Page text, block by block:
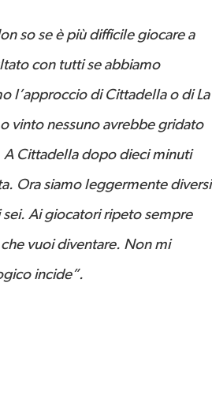
so se è più difficile giocare a
con tutti se abbiamo
l’approccio di Cittadella o di La
vinto nessuno avrebbe gridato
A Cittadella dopo dieci minuti
Ora siamo leggermente diversi
Ai giocatori ripeto sempre
vuoi diventare. Non mi
incide”.